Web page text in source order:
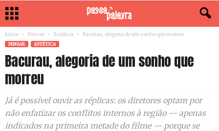
Início Pensar Estética Bacurau, alegoria de um sonho que morreu
PENSAR ESTÉTICA
Bacurau, alegoria de um sonho que
morreu
Já é possível ouvir as réplicas: os diretores optam por
não enfatizar os conflitos internos à região — apenas
indicados na primeira metade do filme — porque se